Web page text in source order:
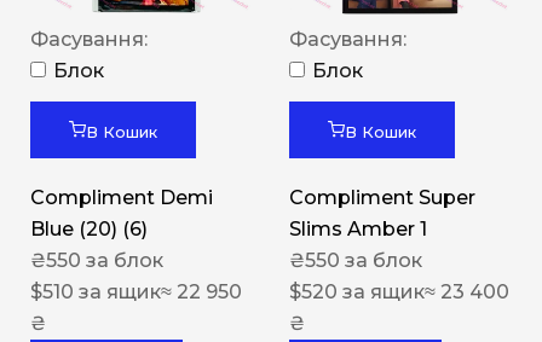
Фасування:
Блок
В Кошик
Compliment Demi
Blue (20) (6)
₴550 за блок
$510 за ящик≈ 22 950
₴
Фасування:
Блок
В Кошик
Compliment Super
Slims Amber 1
₴550 за блок
$520 за ящик≈ 23 400
₴